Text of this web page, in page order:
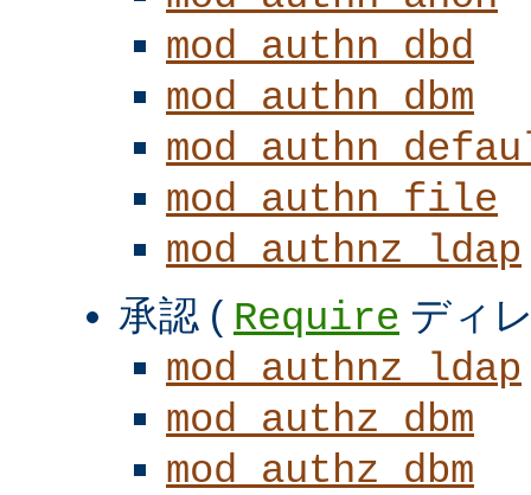
mod_authn_dbd
mod_authn_dbm
mod_authn_file
mod_authnz_ldap
承認 ( Require ディ
mod_authnz_ldap
mod_authz_dbm
mod_authz_dbm